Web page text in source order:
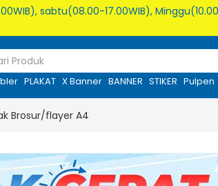
sabtu(08.00-17.00WIB),
PLAKAT X Banner BANNER STIKER Pulpen
Brosur/flayer A4